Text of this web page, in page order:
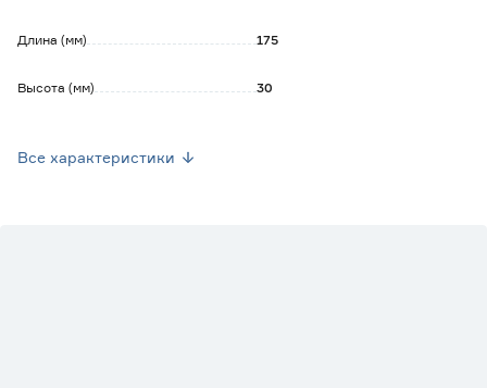
Длина (мм) 175
Высота (мм) 30
Все характеристики